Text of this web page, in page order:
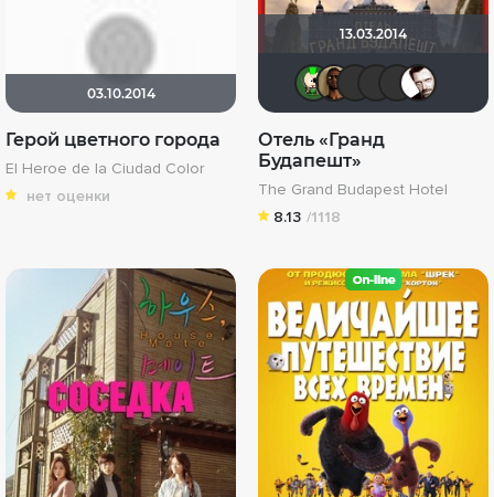
03.10.2014
Герой цветного города
El Heroe de la Ciudad Color
нет оценки
13.03.2014
ХромЪ
Отель «Гранд
Будапешт»
The Grand Budapest Hotel
8.13 /1118